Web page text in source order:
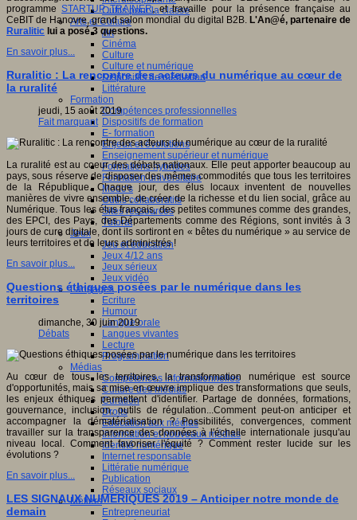
Outils pour la classe
Arts et Culture
Art
Cinéma
Culture
Culture et numérique
Dispositifs de médiation
Littérature
Formation
Compétences professionnelles
Dispositifs de formation
E- formation
Enjeux et évolutions
Enseignement supérieur et numérique
Formations hybrides
Formation universitaire
Mooc’s
Outils collaboratifs
Sites ressources
Tutorat
Jeux
Jeu et éducation
Jeux 4/12 ans
Jeux sérieux
Jeux vidéo
Langages
Ecriture
Humour
Langue orale
Langues vivantes
Lecture
Programmation
Médias
Compétences informationnelles
Culture des médias
Curation
Droits
Education aux médias
Information et nouveaux médias
Identité numérique
Internet responsable
Littératie numérique
Publication
Réseaux sociaux
Métiers
Entrepreneuriat
programmeSTARTUP TRAINER, et travaille pour la présence française au
CeBIT de Hanovre, grand salon mondial du digital B2B. L'An@é, partenaire de
Ruralitic lui a posé 3 questions.
En savoir plus...
Ruralitic : La rencontre des acteurs du numérique au cœur de
la ruralité
jeudi, 15 août 2019
Fait marquant
La ruralité est au coeur des débats nationaux. Elle peut apporter beaucoup au
pays, sous réserve de disposer des mêmes commodités que tous les territoires
de la République. Chaque jour, des élus locaux inventent de nouvelles
manières de vivre ensemble, de créer de la richesse et du lien social, grâce au
Numérique. Tous les élus français, des petites communes comme des grandes,
des EPCI, des Pays, des Départements comme des Régions, sont invités à 3
jours de cure digitale, dont ils sortiront en « bêtes du numérique » au service de
leurs territoires et de leurs administrés !
En savoir plus...
Questions éthiques posées par le numérique dans les
territoires
dimanche, 30 juin 2019
Débats
Au cœur de tous les territoires, la transformation numérique est source
d'opportunités, mais sa mise en œuvre implique des transformations que seuls,
les enjeux éthiques permettent d'identifier. Partage de données, formations,
gouvernance, inclusion, outils de régulation...Comment peut-on anticiper et
accompagner la dématérialisation ? Possibilités, convergences, comment
travailler sur la transparence des données à l'échelle internationale jusqu'au
niveau local. Comment favoriser l'équité ? Comment rester lucide sur les
évolutions ?
En savoir plus...
LES SIGNAUX NUMERIQUES 2019 – Anticiper notre monde de
demain